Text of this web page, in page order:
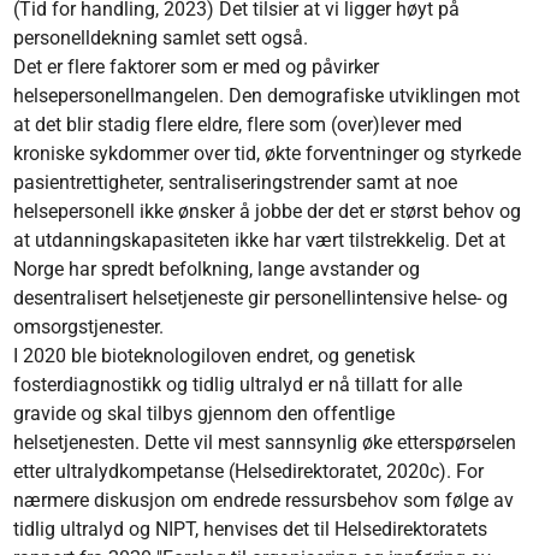
(Tid for handling, 2023) Det tilsier at vi ligger høyt på
personelldekning samlet sett også.
Det er flere faktorer som er med og påvirker
helsepersonellmangelen. Den demografiske utviklingen mot
at det blir stadig flere eldre, flere som (over)lever med
kroniske sykdommer over tid, økte forventninger og styrkede
pasientrettigheter, sentraliseringstrender samt at noe
helsepersonell ikke ønsker å jobbe der det er størst behov og
at utdanningskapasiteten ikke har vært tilstrekkelig. Det at
Norge har spredt befolkning, lange avstander og
desentralisert helsetjeneste gir personellintensive helse- og
omsorgstjenester.
I 2020 ble bioteknologiloven endret, og genetisk
fosterdiagnostikk og tidlig ultralyd er nå tillatt for alle
gravide og skal tilbys gjennom den offentlige
helsetjenesten. Dette vil mest sannsynlig øke etterspørselen
etter ultralydkompetanse (Helsedirektoratet, 2020c). For
nærmere diskusjon om endrede ressursbehov som følge av
tidlig ultralyd og NIPT, henvises det til Helsedirektoratets